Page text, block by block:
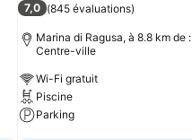
7,0 (845 évaluations)
Marina di Ragusa, à 8.8 km de :
Centre-ville
Wi-Fi gratuit
Piscine
Parking